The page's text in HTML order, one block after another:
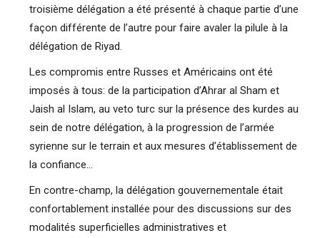
troisième délégation a été présenté à chaque partie d’une
façon différente de l’autre pour faire avaler la pilule à la
délégation de Riyad.
Les compromis entre Russes et Américains ont été
imposés à tous: de la participation d’Ahrar al Sham et
Jaish al Islam, au veto turc sur la présence des kurdes au
sein de notre délégation, à la progression de l’armée
syrienne sur le terrain et aux mesures d’établissement de
la confiance…
En contre-champ, la délégation gouvernementale était
confortablement installée pour des discussions sur des
modalités superficielles administratives et